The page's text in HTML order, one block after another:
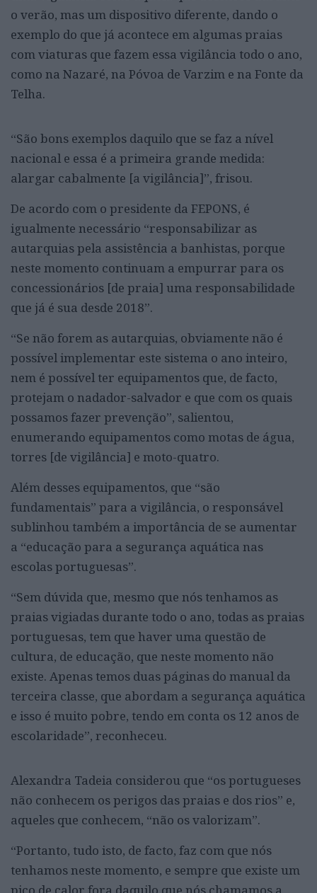
o verão, mas um dispositivo diferente, dando o
exemplo do que já acontece em algumas praias
com viaturas que fazem essa vigilância todo o ano,
como na Nazaré, na Póvoa de Varzim e na Fonte da
Telha.
“São bons exemplos daquilo que se faz a nível
nacional e essa é a primeira grande medida:
alargar cabalmente [a vigilância]”, frisou.
De acordo com o presidente da FEPONS, é
igualmente necessário “responsabilizar as
autarquias pela assistência a banhistas, porque
neste momento continuam a empurrar para os
concessionários [de praia] uma responsabilidade
que já é sua desde 2018”.
“Se não forem as autarquias, obviamente não é
possível implementar este sistema o ano inteiro,
nem é possível ter equipamentos que, de facto,
protejam o nadador-salvador e que com os quais
possamos fazer prevenção”, salientou,
enumerando equipamentos como motas de água,
torres [de vigilância] e moto-quatro.
Além desses equipamentos, que “são
fundamentais” para a vigilância, o responsável
sublinhou também a importância de se aumentar
a “educação para a segurança aquática nas
escolas portuguesas”.
“Sem dúvida que, mesmo que nós tenhamos as
praias vigiadas durante todo o ano, todas as praias
portuguesas, tem que haver uma questão de
cultura, de educação, que neste momento não
existe. Apenas temos duas páginas do manual da
terceira classe, que abordam a segurança aquática
e isso é muito pobre, tendo em conta os 12 anos de
escolaridade”, reconheceu.
Alexandra Tadeia considerou que “os portugueses
não conhecem os perigos das praias e dos rios” e,
aqueles que conhecem, “não os valorizam”.
“Portanto, tudo isto, de facto, faz com que nós
tenhamos neste momento, e sempre que existe um